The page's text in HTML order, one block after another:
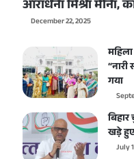
आराधना मिश्रा मोना,
December 22, 2025
गया
खड़े हुए
July